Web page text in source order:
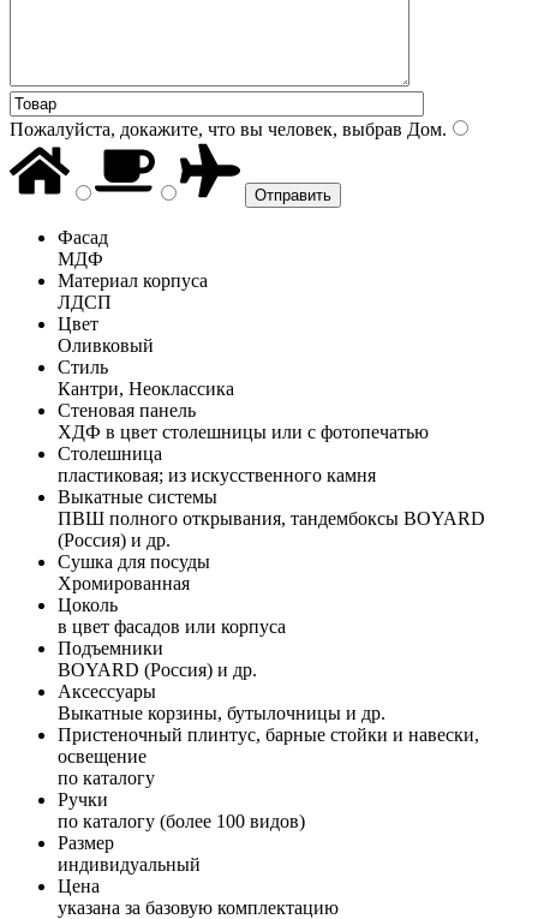
Пожалуйста, докажите, что вы человек, выбрав Дом.
Фасад
МДФ
Материал корпуса
ЛДСП
Цвет
Оливковый
Стиль
Кантри, Неоклассика
Стеновая панель
ХДФ в цвет столешницы или с фотопечатью
Столешница
пластиковая; из искусственного камня
Выкатные системы
ПВШ полного открывания, тандембоксы BOYARD
(Россия) и др.
Сушка для посуды
Хромированная
Цоколь
в цвет фасадов или корпуса
Подъемники
BOYARD (Россия) и др.
Аксессуары
Выкатные корзины, бутылочницы и др.
Пристеночный плинтус, барные стойки и навески,
освещение
по каталогу
Ручки
по каталогу (более 100 видов)
Размер
индивидуальный
Цена
указана за базовую комплектацию